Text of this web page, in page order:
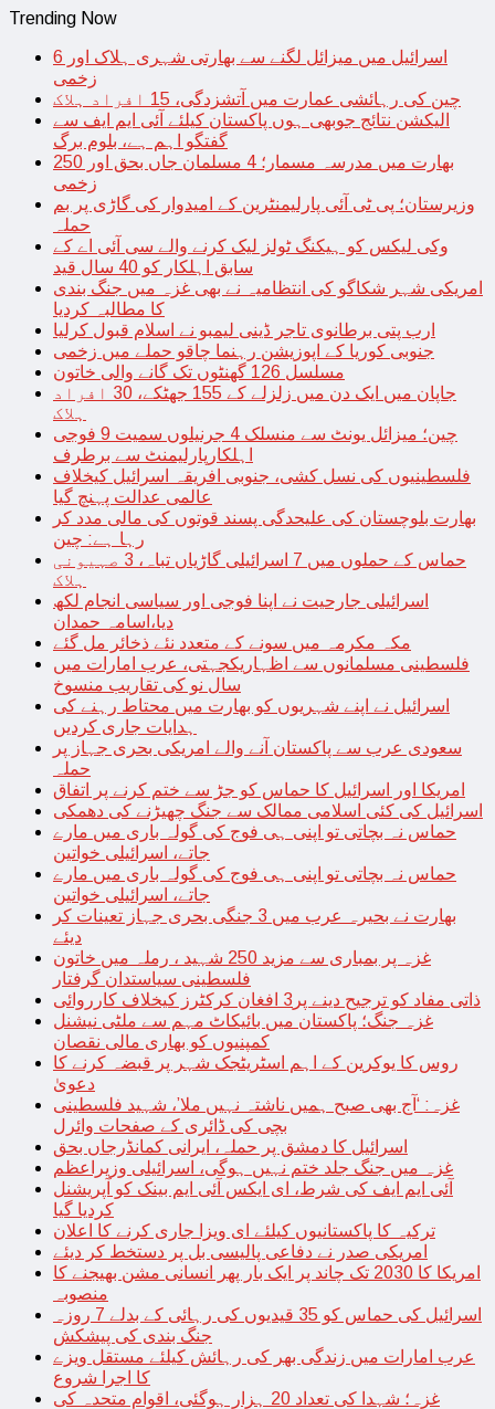
Trending Now
اسرائیل میں میزائل لگنے سے بھارتی شہری ہلاک اور 6
زخمی
چین کی رہائشی عمارت میں آتشزدگی، 15 افراد ہلاک
الیکشن نتائج جوبھی ہوں پاکستان کیلئے آئی ایم ایف سے
گفتگو اہم ہے، بلوم برگ
بھارت میں مدرسہ مسمار؛ 4 مسلمان جاں بحق اور 250
زخمی
وزیرستان؛ پی ٹی آئی پارلیمنٹرین کے امیدوار کی گاڑی پر بم
حملہ
وکی لیکس کو ہیکنگ ٹولز لیک کرنے والے سی آئی اے کے
سابق اہلکار کو 40 سال قید
امریکی شہر شکاگو کی انتظامیہ نے بھی غزہ میں جنگ بندی
کا مطالبہ کردیا
ارب پتی برطانوی تاجر ڈینی لیمبو نے اسلام قبول کرلیا
جنوبی کوریا کے اپوزیشن رہنما چاقو حملے میں زخمی
مسلسل 126 گھنٹوں تک گانے والی خاتون
جاپان میں ایک دن میں زلزلے کے 155 جھٹکے، 30 افراد
ہلاک
چین؛ میزائل یونٹ سے منسلک 4 جرنیلوں سمیت 9 فوجی
اہلکارپارلیمنٹ سے برطرف
فلسطینیوں کی نسل کشی، جنوبی افریقہ اسرائیل کیخلاف
عالمی عدالت پہنچ گیا
بھارت بلوچستان کی علیحدگی پسند قوتوں کی مالی مدد کر
رہا ہے: چین
حماس کے حملوں میں 7 اسرائیلی گاڑیاں تباہ، 3 صہیونی
ہلاک
اسرائیلی جارحیت نے اپنا فوجی اور سیاسی انجام لکھ
دیا،اسامہ حمدان
مکہ مکرمہ میں سونے کے متعدد نئے ذخائر مل گئے
فلسطینی مسلمانوں سے اظہاریکجہتی، عرب امارات میں
سال نو کی تقاریب منسوخ
اسرائیل نے اپنے شہریوں کو بھارت میں محتاط رہنے کی
ہدایات جاری کردیں
سعودی عرب سے پاکستان آنے والے امریکی بحری جہاز پر
حملہ
امریکا اور اسرائیل کا حماس کو جڑ سے ختم کرنے پر اتفاق
اسرائیل کی کئی اسلامی ممالک سے جنگ چھیڑنے کی دھمکی
حماس نہ بچاتی تو اپنی ہی فوج کی گولہ باری میں مارے
جاتے، اسرائیلی خواتین
حماس نہ بچاتی تو اپنی ہی فوج کی گولہ باری میں مارے
جاتے، اسرائیلی خواتین
بھارت نے بحیرہ عرب میں 3 جنگی بحری جہاز تعینات کر
دیئے
غزہ پر بمباری سے مزید 250 شہید ، رملہ میں خاتون
فلسطینی سیاستدان گرفتار
ذاتی مفاد کو ترجیح دینے پر3 افغان کرکٹرز کیخلاف کارروائی
غزہ جنگ؛ پاکستان میں بائیکاٹ مہم سے ملٹی نیشنل
کمپنیوں کو بھاری مالی نقصان
روس کا یوکرین کے اہم اسٹریٹجک شہر پر قبضہ کرنے کا
دعویٰ
غزہ: ‘آج بھی صبح ہمیں ناشتہ نہیں ملا’، شہید فلسطینی
بچی کی ڈائری کے صفحات وائرل
اسرائیل کا دمشق پر حملہ، ایرانی کمانڈرجاں بحق
غزہ میں جنگ جلد ختم نہیں ہوگی، اسرائیلی وزیراعظم
آئی ایم ایف کی شرط، ای ایکس آئی ایم بینک کو آپریشنل
کردیا گیا
ترکیہ کا پاکستانیوں کیلئے ای ویزا جاری کرنے کا اعلان
امریکی صدر نے دفاعی پالیسی بل پر دستخط کر دیئے
امریکا کا 2030 تک چاند پر ایک بار پھر انسانی مشن بھیجنے کا
منصوبہ
اسرائیل کی حماس کو 35 قیدیوں کی رہائی کے بدلے 7 روزہ
جنگ بندی کی پیشکش
عرب امارات میں زندگی بھر کی رہائش کیلئے مستقل ویزے
کا اجرا شروع
غزہ؛ شہدا کی تعداد 20 ہزار ہوگئی، اقوام متحدہ کی